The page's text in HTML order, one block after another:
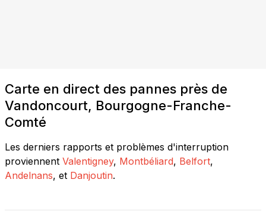
Carte en direct des pannes près de
Vandoncourt, Bourgogne-Franche-
Comté
Les derniers rapports et problèmes d'interruption
proviennent Valentigney, Montbéliard, Belfort,
Andelnans, et Danjoutin.